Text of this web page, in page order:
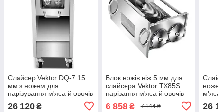
Слайсер Vektor DQ-7 15
мм з ножем для
нарізування м'яса й овочів
26 120 ₴
Блок ножів ніж 5 мм для
слайсера Vektor TX85S
нарізання м'яса й овочів
6 858₴ 7 144 ₴ 26